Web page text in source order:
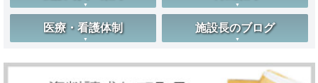
医療・看護体制 施設長のブログ